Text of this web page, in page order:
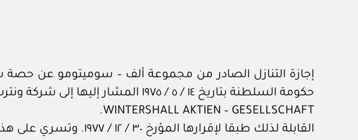
حكومة السلطنة بتاريخ ١٤ / ٥ / ١٩٧٥ المشار إليها إلى شركة ونترشال جازلشافت
WINTERSHALL AKTIEN – GESELLSCHAFT.
القابلة لذلك طبقا لإقرارها المؤرخ ٣٠ / ١٢ / ١٩٧٧. وتسري على هذا التنازل أحكام المادة ٢١ من الاتفاقية المشار إليها.